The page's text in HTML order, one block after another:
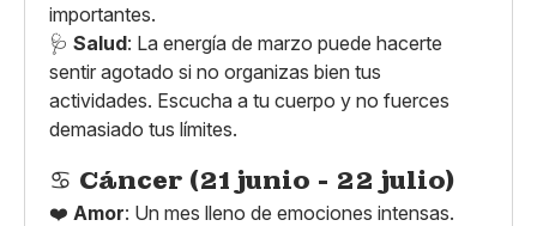
importantes.
🩺 Salud: La energía de marzo puede hacerte
sentir agotado si no organizas bien tus
actividades. Escucha a tu cuerpo y no fuerces
demasiado tus límites.
♋ Cáncer (21 junio - 22 julio)
❤️ Amor: Un mes lleno de emociones intensas.